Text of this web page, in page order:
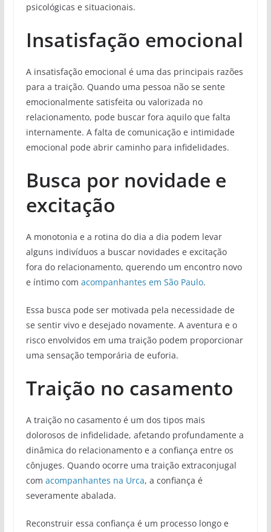
psicológicas e situacionais.
Insatisfação emocional
A insatisfação emocional é uma das principais razões
para a traição. Quando uma pessoa não se sente
emocionalmente satisfeita ou valorizada no
relacionamento, pode buscar fora aquilo que falta
internamente. A falta de comunicação e intimidade
emocional pode abrir caminho para infidelidades.
Busca por novidade e
excitação
A monotonia e a rotina do dia a dia podem levar
alguns indivíduos a buscar novidades e excitação
fora do relacionamento, querendo um encontro novo
e íntimo com acompanhantes em São Paulo.
Essa busca pode ser motivada pela necessidade de
se sentir vivo e desejado novamente. A aventura e o
risco envolvidos em uma traição podem proporcionar
uma sensação temporária de euforia.
Traição no casamento
A traição no casamento é um dos tipos mais
dolorosos de infidelidade, afetando profundamente a
dinâmica do relacionamento e a confiança entre os
cônjuges. Quando ocorre uma traição extraconjugal
com acompanhantes na Urca, a confiança é
severamente abalada.
Reconstruir essa confiança é um processo longo e